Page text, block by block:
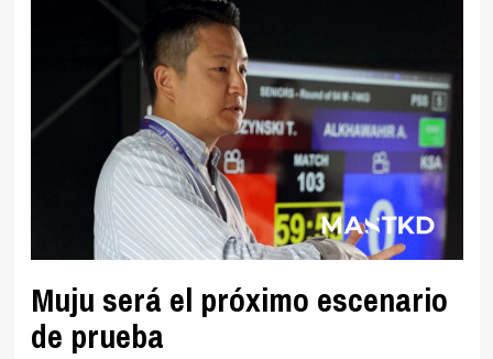
Muju será el próximo escenario
de prueba